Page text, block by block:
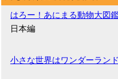
はろー！あにまる動物大図
日本編
小さな世界はワンダーラン